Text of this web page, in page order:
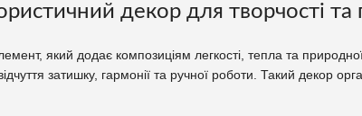
декор для творчості та
який додає композиціям легкості, тепла та
затишку, гармонії та ручної роботи. Такий декор